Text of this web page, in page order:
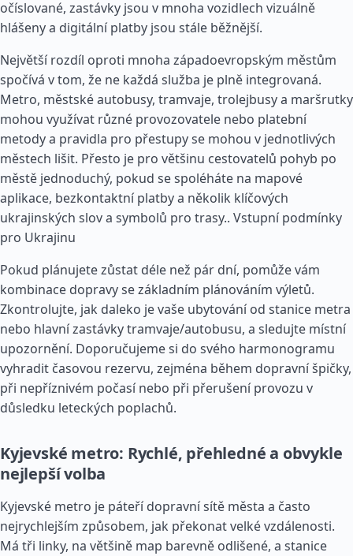
očíslované, zastávky jsou v mnoha vozidlech vizuálně
hlášeny a digitální platby jsou stále běžnější.
Největší rozdíl oproti mnoha západoevropským městům
spočívá v tom, že ne každá služba je plně integrovaná.
Metro, městské autobusy, tramvaje, trolejbusy a maršrutky
mohou využívat různé provozovatele nebo platební
metody a pravidla pro přestupy se mohou v jednotlivých
městech lišit. Přesto je pro většinu cestovatelů pohyb po
městě jednoduchý, pokud se spoléháte na mapové
aplikace, bezkontaktní platby a několik klíčových
ukrajinských slov a symbolů pro trasy.. Vstupní podmínky
pro Ukrajinu
Pokud plánujete zůstat déle než pár dní, pomůže vám
kombinace dopravy se základním plánováním výletů.
Zkontrolujte, jak daleko je vaše ubytování od stanice metra
nebo hlavní zastávky tramvaje/autobusu, a sledujte místní
upozornění. Doporučujeme si do svého harmonogramu
vyhradit časovou rezervu, zejména během dopravní špičky,
při nepříznivém počasí nebo při přerušení provozu v
důsledku leteckých poplachů.
Kyjevské metro: Rychlé, přehledné a obvykle
nejlepší volba
Kyjevské metro je páteří dopravní sítě města a často
nejrychlejším způsobem, jak překonat velké vzdálenosti.
Má tři linky, na většině map barevně odlišené, a stanice